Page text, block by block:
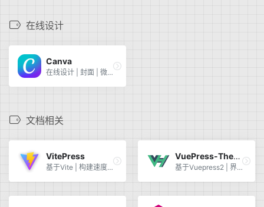
在线设计
Canva
在线设计 | 封面 | 微信公众号 | 首页 | 引导
文档相关
VitePress
基于Vite | 构建速度快 | 静态网站 | 技术博客
VuePress-Theme-Hope
基于Vuepress2 | 界面优雅 | 持续更新 | 文档完整